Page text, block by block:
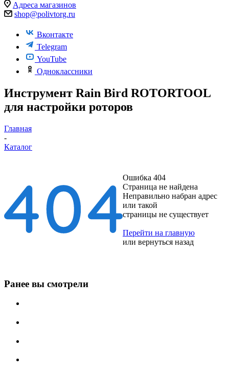
Адреса магазинов
shop@polivtorg.ru
Вконтакте
Telegram
YouTube
Одноклассники
Инструмент Rain Bird ROTORTOOL
для настройки роторов
Главная
-
Каталог
Ошибка 404
Страница не найдена
Неправильно набран адрес
или такой
страницы не существует
Перейти на главную
или вернуться назад
Ранее вы смотрели